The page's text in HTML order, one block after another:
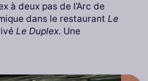
à deux pas de l’Arc de
dans le restaurant Le
Le Duplex. Une